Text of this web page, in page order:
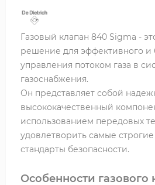
Газовый клапан 840 Sigma -
решение для эффективного и
управления потоком газа в
газоснабжения.
Он представляет собой
высококачественный
использованием передовых
удовлетворить самые
стандарты безопасности.
Особенности газового